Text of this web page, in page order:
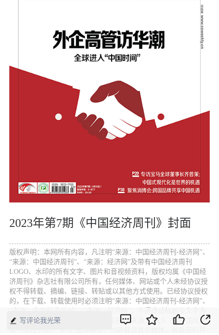
2023年第7期《中国经济周刊》封面
版权声明：本网所有内容，凡注明“来源：中国经济周刊-经济网”、
“来源：中国经济周刊”、“来源：经济网”及带有中国经济周刊
LOGO、水印的所有文字、图片和音视频资料，版权均属《中国经
济周刊》杂志社有限公司所有，任何媒体、网站或个人未经协议授
权不得转载、摘编、链接、转贴或以其他方式使用。已经协议授权
的，在下载、转载使用时必须注明“来源：中国经济周刊-经济网”、
容，违者将依法追究责任。 凡本网注明“来源：XXX（非中国经济
写评论我光荣